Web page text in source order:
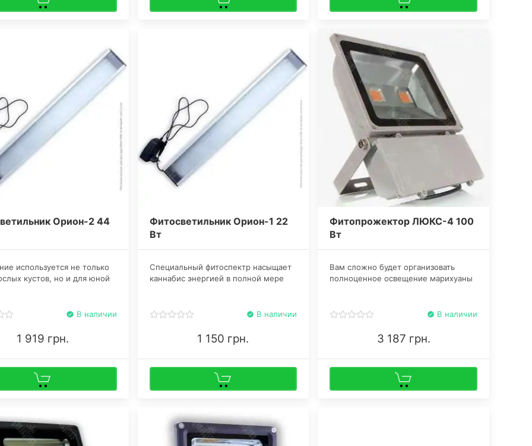
Орион-2 44
используется не только
кустов, но и для юной
тем более на столь ранней.
кустов, но и для юной
На всех этапах жизни
нуждается в световой
тем более на столь ранней.
В наличии
1 919 грн.
Фитосветильник Орион-1 22
Вт
Специальный фитоспектр насыщает
каннабис энергией в полной мере
нм).
В наличии
1 150 грн.
Фитопрожектор ЛЮКС-4 100
Вт
​Вам сложно будет организовать
полноценное освещение марихуаны
фитолампу на светодиодах. Конечно,
В наличии
3 187 грн.